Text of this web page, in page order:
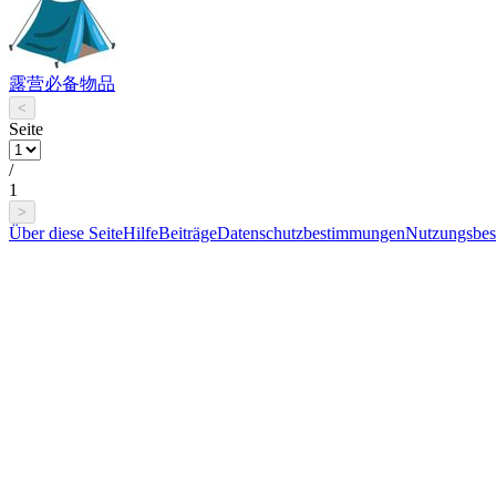
露营必备物品
<
Seite
/
1
>
Über diese SeiteHilfeBeiträgeDatenschutzbestimmungen